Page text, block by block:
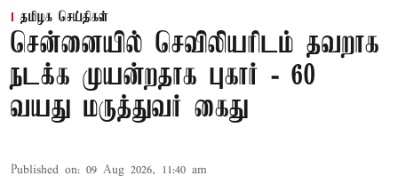
தமிழக செய்திகள்
சென்னையில் செவிலியரிடம் தவறாக
நடக்க முயன்றதாக புகார் - 60
வயது மருத்துவர் கைது
Published on: 09 Aug 2026, 11:40 am